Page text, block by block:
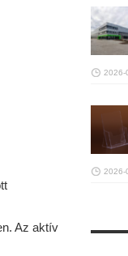
Az aktív
2026-
2026-